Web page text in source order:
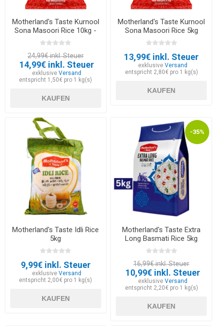
Motherland's Taste Kurnool
Sona Masoori Rice 10kg -
EXP 30.06.2026
24,99€ inkl. Steuer
14,99€ inkl. Steuer
exklusiveVersand
entspricht 1,50€ pro 1 kg(s)
KAUFEN
Motherland's Taste Kurnool
Sona Masoori Rice 5kg
13,99€ inkl. Steuer
exklusive Versand
entspricht 2,80€ pro 1 kg(s)
KAUFEN
Motherland's Taste Idli Rice
5kg
9,99€ inkl. Steuer
exklusiveVersand
entspricht 2,00€ pro 1 kg(s)
KAUFEN
-35%
Motherland's Taste Extra
Long Basmati Rice 5kg
16,99€ inkl. Steuer
10,99€ inkl. Steuer
exklusive Versand
entspricht 2,20€ pro 1 kg(s)
KAUFEN